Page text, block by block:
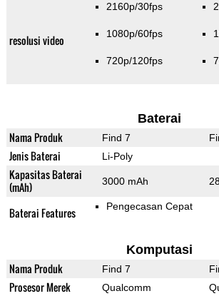
resolusi video
2160p/30fps
1080p/60fps
720p/120fps
Baterai
Nama Produk Find 7
Jenis Baterai Li-Poly
Kapasitas Baterai
(mAh)
3000 mAh
Baterai Features Pengecasan Cepat
Komputasi
Nama Produk Find 7
Prosesor Merek Qualcomm